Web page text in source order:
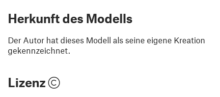
Herkunft des Modells
Der Autor hat dieses Modell als seine eigene Kreation
gekennzeichnet.
Lizenz